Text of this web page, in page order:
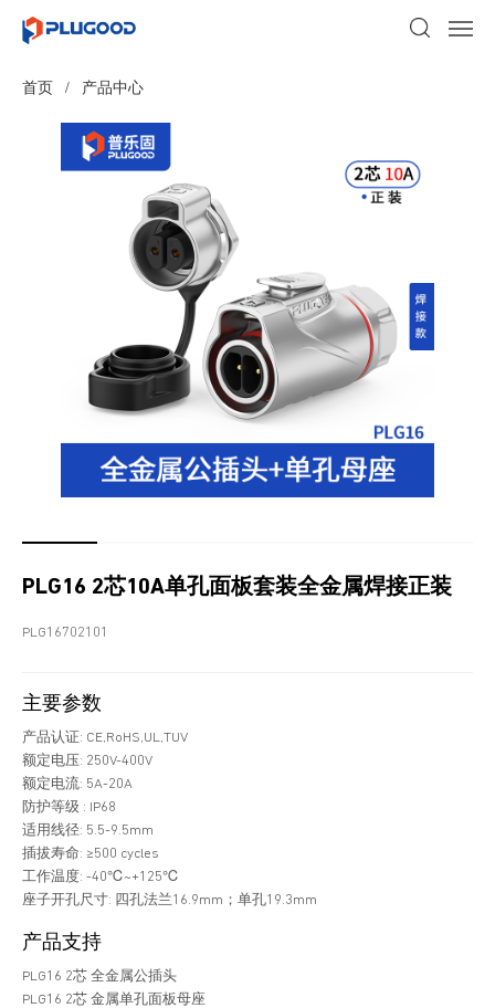
首页 / 产品中心
PLG16 2芯10A单孔面板套装全金属焊接正装
PLG16702101
主要参数
产品认证: CE,RoHS,UL,TUV
额定电压: 250V-400V
额定电流: 5A-20A
防护等级 : IP68
适用线径: 5.5-9.5mm
插拔寿命: ≥500 cycles
工作温度: -40℃~+125℃
座子开孔尺寸: 四孔法兰16.9mm；单孔19.3mm
产品支持
PLG16 2芯 全金属公插头
PLG16 2芯 金属单孔面板母座